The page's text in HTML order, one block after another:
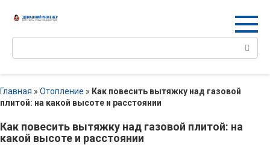
Поиск:
Главная » Отопление » Как повесить вытяжку над газовой
плитой: на какой высоте и расстоянии
Как повесить вытяжку над газовой плитой: на
какой высоте и расстоянии